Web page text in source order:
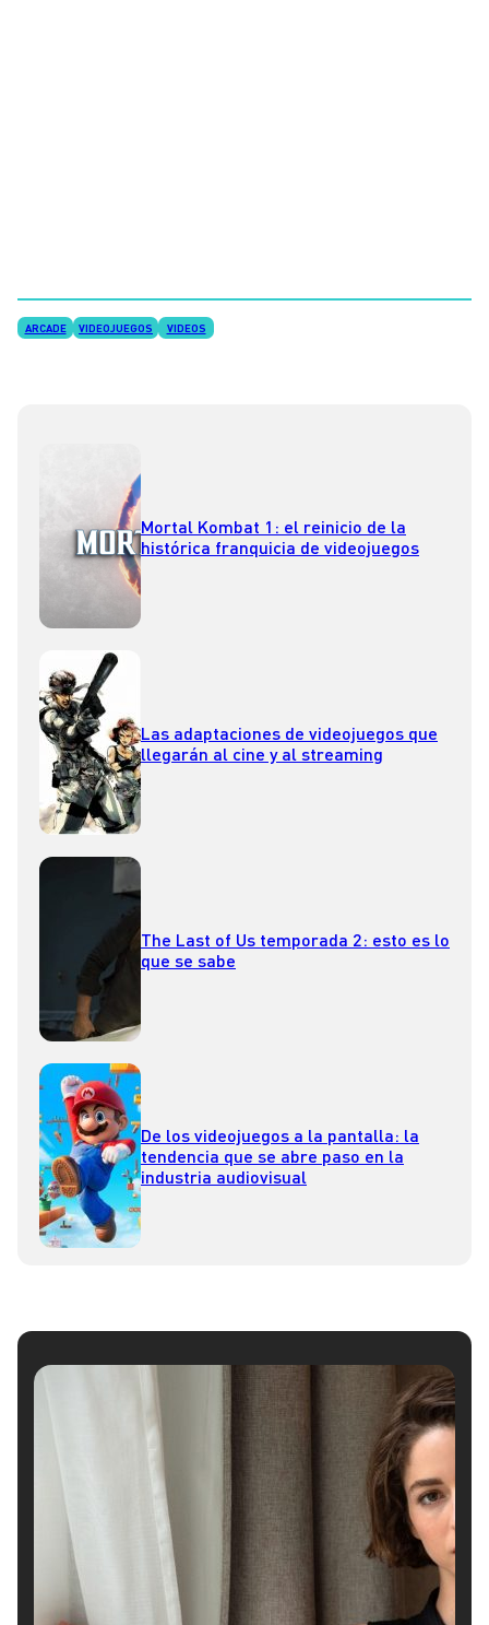
ARCADE VIDEOJUEGOS VIDEOS
Mortal Kombat 1: el reinicio de la
histórica franquicia de videojuegos
Las adaptaciones de videojuegos que
llegarán al cine y al streaming
The Last of Us temporada 2: esto es lo
que se sabe
De los videojuegos a la pantalla: la
tendencia que se abre paso en la
industria audiovisual